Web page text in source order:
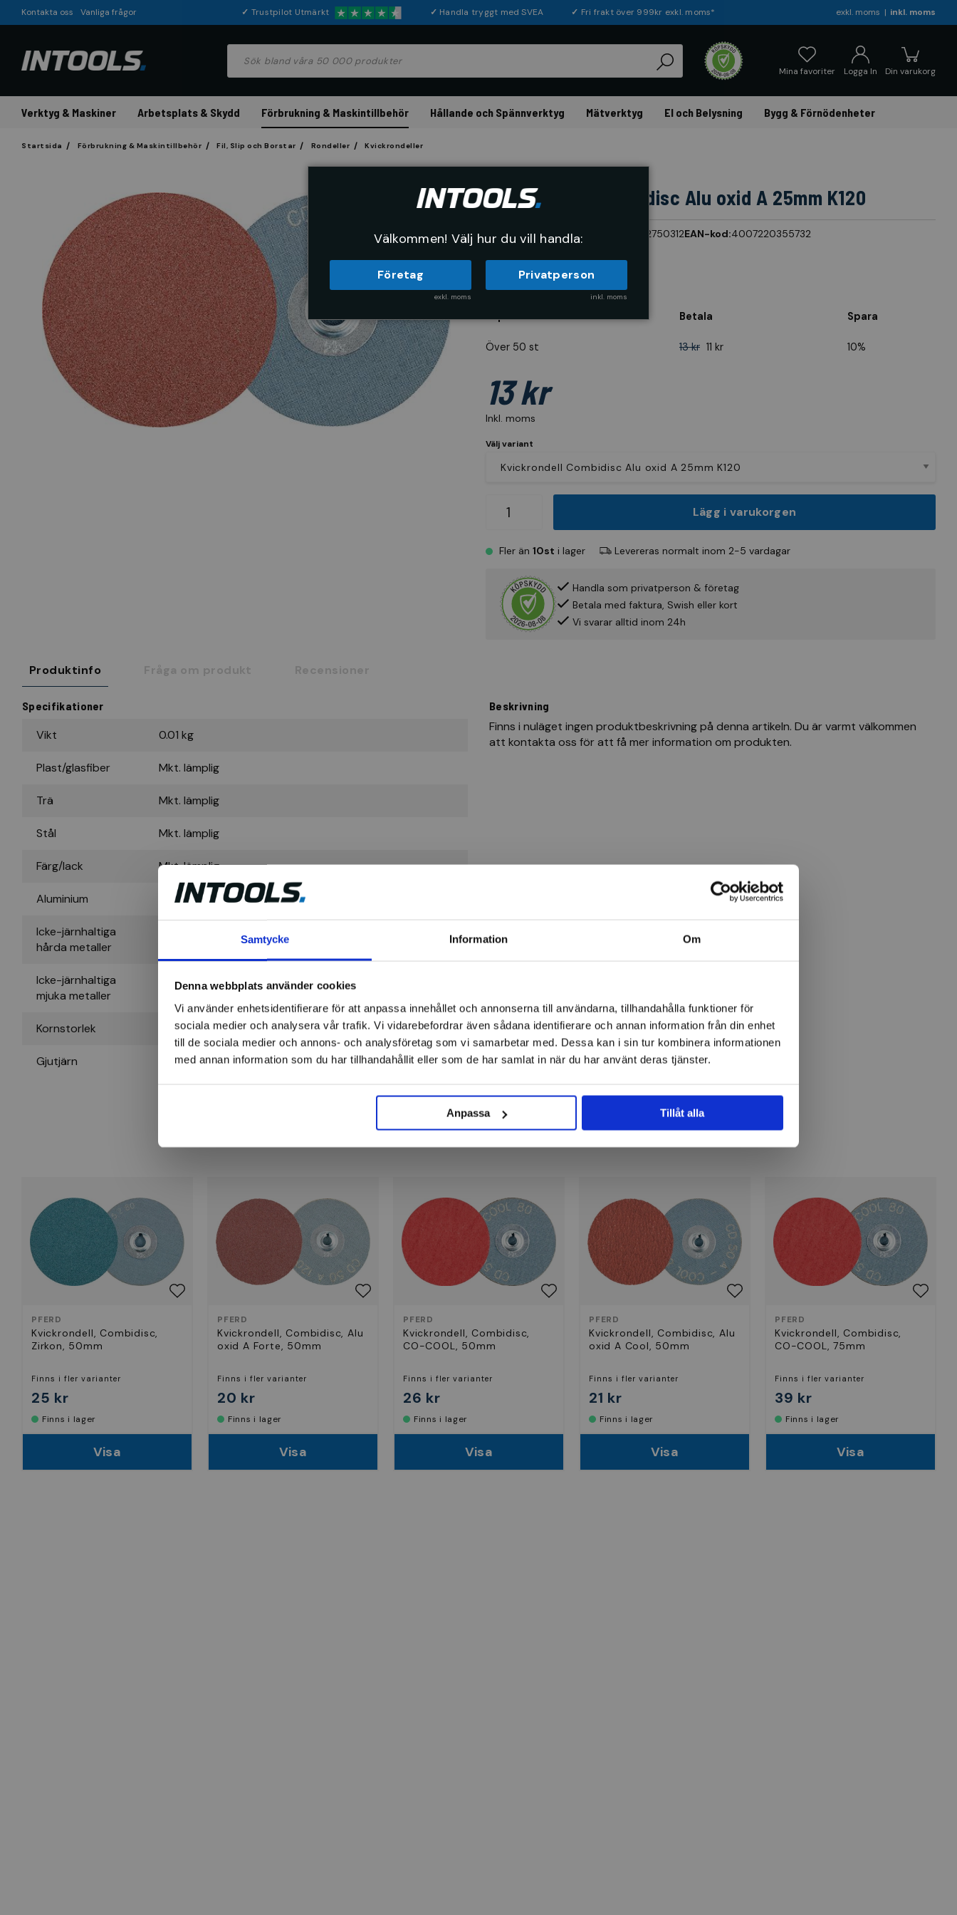
Samtycke Information Om
Denna webbplats använder cookies
Vi använder enhetsidentifierare för att anpassa innehållet och annonserna till användarna, tillhandahålla funktioner för
sociala medier och analysera vår trafik. Vi vidarebefordrar även sådana identifierare och annan information från din enhet
till de sociala medier och annons- och analysföretag som vi samarbetar med. Dessa kan i sin tur kombinera informationen
med annan information som du har tillhandahållit eller som de har samlat in när du har använt deras tjänster.
Anpassa Tillåt alla
exkl. moms inkl. moms
Kontakta oss Vanliga frågor ✓ Trustpilot Utmärkt ✓ Handla tryggt med SVEA ✓ Fri frakt över 999kr exkl. moms*
Din varukorg
Logga In
Mina favoriter
Verktyg & Maskiner Arbetsplats & Skydd Förbrukning & Maskintillbehör Hållande och Spännverktyg Mätverktyg El och Belysning Bygg & Förnödenheter
Startsida Förbrukning & Maskintillbehör Fil, Slip och Borstar Rondeller Kvickrondeller
Kvickrondell Combidisc Alu oxid A 25mm K120
Artikelnr:87734120Tillverkarnr: 42750312EAN-kod:4007220355732
Köp Betala Spara
Över 50 st 13 kr 11 kr 10%
Inkl. moms
13 kr
Välj variant
Lägg i varukorgen
Fler än 10st i lager Levereras normalt inom 2-5 vardagar
Handla som privatperson & företag
Betala med faktura, Swish eller kort
Vi svarar alltid inom 24h
Produktinfo Fråga om produkt Recensioner
Specifikationer
Vikt 0.01 kg
Plast/glasfiber Mkt. lämplig
Trä Mkt. lämplig
Stål Mkt. lämplig
Färg/lack Mkt. lämplig
Aluminium Mindre lämplig
Icke-järnhaltiga
hårda metaller
Icke-järnhaltiga
mjuka metaller
Mkt. lämplig
Kornstorlek 120
Gjutjärn Mkt. lämplig
Beskrivning
Finns i nuläget ingen produktbeskrivning på denna artikeln. Du är varmt välkommen
att kontakta oss för att få mer information om produkten.
PFERD
Kvickrondell, Combidisc,
Zirkon, 50mm
Finns i fler varianter
25 kr
Finns i lager
Visa
PFERD
Kvickrondell, Combidisc, Alu
oxid A Forte, 50mm
Finns i fler varianter
20 kr
Finns i lager
Visa
PFERD
Kvickrondell, Combidisc,
CO-COOL, 50mm
Finns i fler varianter
26 kr
Finns i lager
Visa
PFERD
Kvickrondell, Combidisc, Alu
oxid A Cool, 50mm
Finns i fler varianter
21 kr
Finns i lager
Visa
PFERD
Kvickrondell, Combidisc,
CO-COOL, 75mm
Finns i fler varianter
39 kr
Finns i lager
Visa
Välkommen! Välj hur du vill handla:
Företag
exkl. moms
Privatperson
inkl. moms